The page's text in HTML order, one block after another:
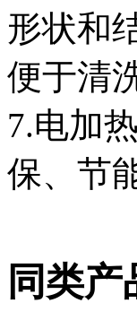
形状和
便于清
7.电加
保、节
同类产